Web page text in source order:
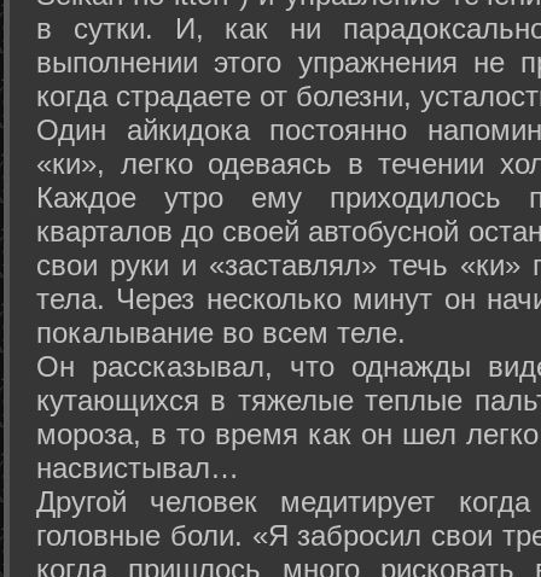
в сутки. И, как ни
выполнении этого упражнения не
когда страдаете от болезни,
Один айкидока постоянно
«ки», легко одеваясь в течении
Каждое утро ему приходилось
кварталов до своей автобусной
свои руки и «заставлял» течь «ки»
тела. Через несколько минут он
покалывание во всем теле.
Он рассказывал, что однажды
кутающихся в тяжелые теплые
мороза, в то время как он шел
насвистывал…
Другой человек медитирует
головные боли. «Я забросил свои
когда пришлось много